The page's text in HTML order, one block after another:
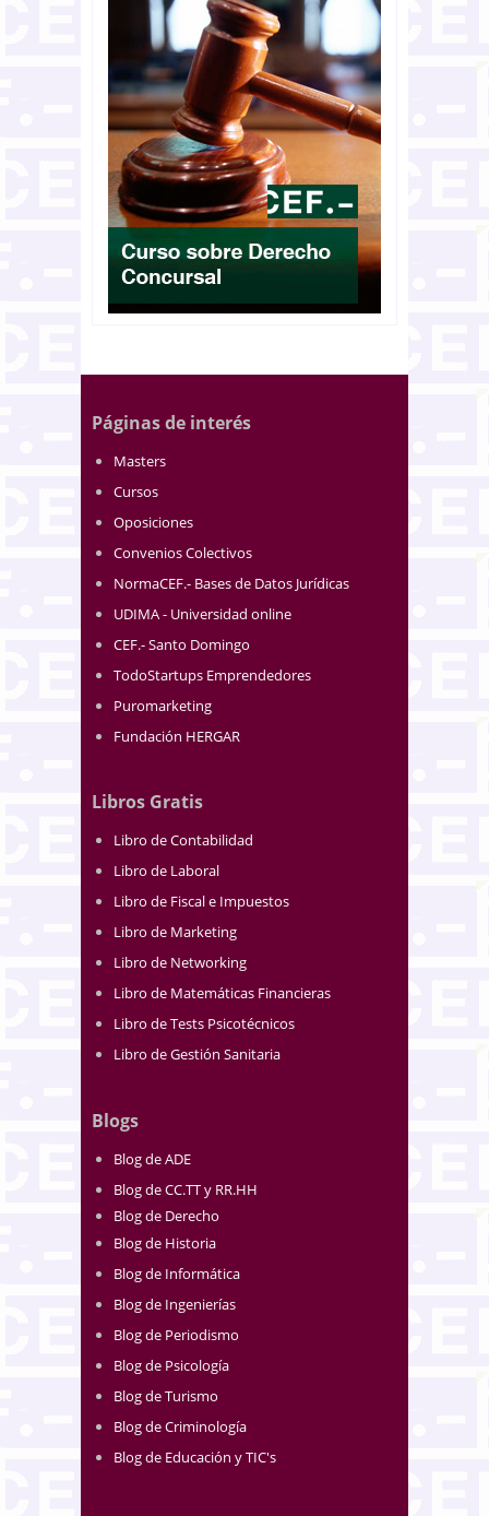
Páginas de interés
Masters
Cursos
Oposiciones
Convenios Colectivos
NormaCEF.- Bases de Datos Jurídicas
UDIMA - Universidad online
CEF.- Santo Domingo
TodoStartups Emprendedores
Puromarketing
Fundación HERGAR
Libros Gratis
Libro de Contabilidad
Libro de Laboral
Libro de Fiscal e Impuestos
Libro de Marketing
Libro de Networking
Libro de Matemáticas Financieras
Libro de Tests Psicotécnicos
Libro de Gestión Sanitaria
Blogs
Blog de ADE
Blog de CC.TT y RR.HH
Blog de Derecho
Blog de Historia
Blog de Informática
Blog de Ingenierías
Blog de Periodismo
Blog de Psicología
Blog de Turismo
Blog de Criminología
Blog de Educación y TIC's